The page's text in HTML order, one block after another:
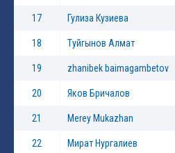
17 Гулиза Кузиева
18 Туйгынов Алмат
19 zhanibek baimagambetov
20 Яков Бричалов
21 Merey Mukazhan
22 Мират Нургалиев